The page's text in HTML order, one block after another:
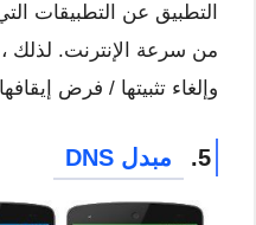
التطبيق عن التطبيقات
من سرعة الإنترنت. لذلك
وإلغاء تثبيتها / فرض
5. مبدل DNS